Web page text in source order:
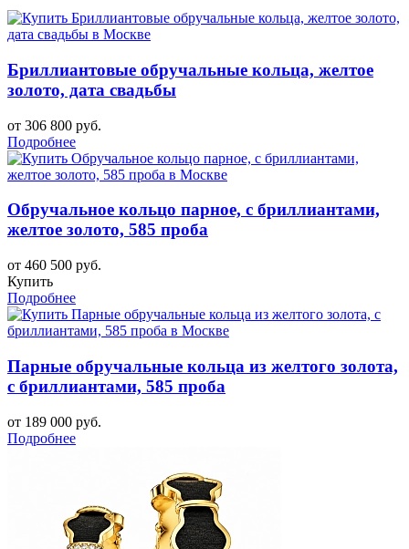
Бриллиантовые обручальные кольца, желтое
золото, дата свадьбы
от 306 800 руб.
Подробнее
Обручальное кольцо парное, с бриллиантами,
желтое золото, 585 проба
от 460 500 руб.
Купить
Подробнее
Парные обручальные кольца из желтого золота,
с бриллиантами, 585 проба
от 189 000 руб.
Подробнее